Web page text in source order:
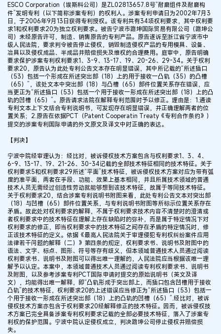
ESCO Corporation（埃斯科公司）是ZL02813657.8号“耐磨组件及耐磨构
件”发明专利（以下简称涉案专利）的权利人。涉案专利申请日为2002年7月3
日，于2006年9月13日获得专利授权。该专利共有34项权利要求，其中权利要
求1和权利要求20为独立权利要求。被告宁波市路坤国际贸易有限公司（路坤公
司）未经原告许可，制造、销售原告的专利产品。原告遂诉至浙江省宁波市中
级人民法院，要求判令被告停止侵权，销毁制造侵权产品的专用模具、设备、
冶具以及侵权成品、半成品并赔偿损失及维权的合理费用。庭审中，原告明确
要求保护涉案专利权利要求1、3-9、13-17、19、20-26、29-34。关于权利
要求20，原告认为此处专利公告文本存在明显错误，其中所记载的“所述插口
（53）包括一个形成在所述突出部（18）上的用于接收一凸轨（35）的凸槽
（65）”，该处文本中突出部（18）与凸槽（65）部件位置关系存在错误，应
当更正为“所述插口（53）包括一个用于接收一形成在所述突出部（18）上的凸
轨的凹槽（65）”。原告请求法院在解释专利范围时予以修正。理由是：1.通读
专利文本上下文结合专利说明书，可发现存在明显错误，并正确理解两者的位
置关系；2.原告在依据PCT（Patent Cooperatin Treaty《专利合作条约》）
提交的涉案专利国际申请的外文原文及译文中时正确的表达。
【判决】
宁波中院经审理认为：经比对，被诉侵权技术方案包含与权利要求1、3、4、
6-9、13-17、19、21-26、30-34记载的全部技术特征相同的技术特征。关于
权利要求5和权利要求29所述“平面”技术特征，被诉侵权技术方案对应为带有弧
度的准平面，两者在手段、功能、效果上基本相同，并且所属技术领域的普通
技术人员无需经过创造性劳动就能够想到该技术特征，故属于等同技术特征。
关于权利要求20，结合涉案专利说明书附图来看，此处专利公告文本对突出部
（18）与凹槽（65）部件位置关系，与专利说明书附图等所标示位置关系存在
矛盾。故此处对权利要求的解释，不属于权利要求技术内容不清楚时的澄清或
者权利要求中的技术特征在理解上存在缺陷时的弥补，而是属于特定情况下对
权利要求的修正，即当权利要求中的技术特征之间存在矛盾的特定情况时，修
正该技术特征的定义。依据《最高人民法院关于审理侵犯专利权纠纷案件应用
法律若干问题的解释（二）》第四条的规定，权利要求书、说明书及附图中的
语法、文字、标点、图形、符号等存有歧义，但本领域普通技术人员通过阅读
权利要求书、说明书及附图可以得出唯一理解的，人民法院应当根据该唯一理
解予以认定。本案中，本领域普通技术人员通过阅读专利权利要求书、说明书
及附图，以及参考涉案专利PCT国际申请时提交的原始说明书（英文及译
文），均能得出唯一解释，即“凸轨形成于突出部上，而插口包含凹槽用于接收
凸轨”的技术特征，权利要求20的上述错误应当修正为“所述插口（53）包括一
个用于接收一形成在所述突出部（18）上的凸轨的凹槽（65）”.经比对，被诉
侵权技术方案亦包含于权利要求20经解释修正的技术特征。因而，被诉侵权技
术方案已完全具备涉案专利权利要求记载的全部必要技术特征，落入了涉案专
利权的保护范围。宁波中院认定侵权成立，判决路坤公司停止侵权并赔偿损
失。